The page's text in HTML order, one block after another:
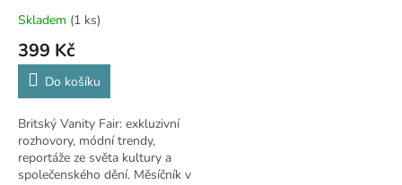
Skladem (1 ks)
399 Kč
Do košíku
Britský Vanity Fair: exkluzivní
rozhovory, módní trendy,
reportáže ze světa kultury a
společenského dění. Měsíčník v